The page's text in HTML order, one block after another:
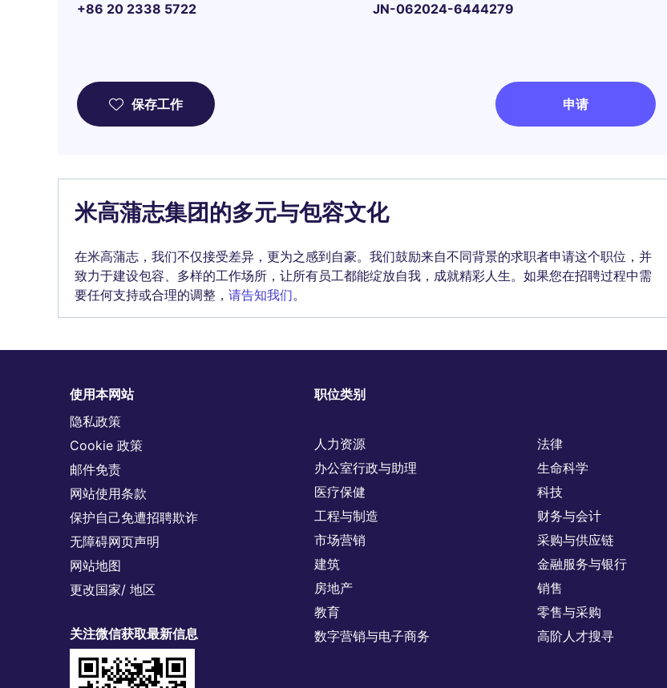
+86 20 2338 5722
JN-062024-6444279
保存工作 申请
米高蒲志集团的多元与包容文化
在米高蒲志，我们不仅接受差异，更为之感到自豪。我们鼓励来自不同背景的求职者申请这个职位，并
致力于建设包容、多样的工作场所，让所有员工都能绽放自我，成就精彩人生。如果您在招聘过程中需
要任何支持或合理的调整， 请告知我们。
使用本网站
隐私政策
Cookie 政策
邮件免责
网站使用条款
保护自己免遭招聘欺诈
无障碍网页声明
网站地图
更改国家/ 地区
关注微信获取最新信息
职位类别
人力资源
办公室行政与助理
医疗保健
工程与制造
市场营销
建筑
房地产
教育
数字营销与电子商务
法律
生命科学
科技
财务与会计
采购与供应链
金融服务与银行
销售
零售与采购
高阶人才搜寻